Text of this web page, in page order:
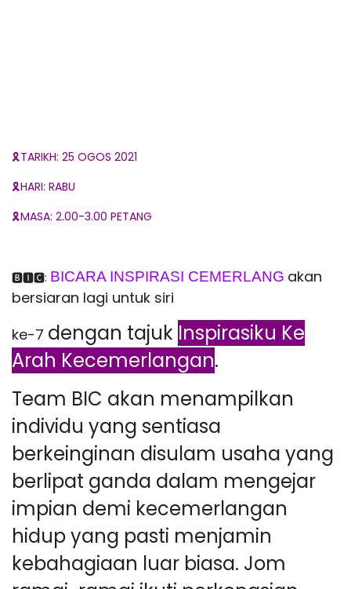
🎗TARIKH: 25 OGOS 2021
🎗HARI: RABU
🎗MASA: 2.00-3.00 PETANG
🅱️🅸🅲: BICARA INSPIRASI CEMERLANG akan
bersiaran lagi untuk siri
ke-7 dengan tajuk Inspirasiku Ke
Arah Kecemerlangan.
Team BIC akan menampilkan
individu yang sentiasa
berkeinginan disulam usaha yang
berlipat ganda dalam mengejar
impian demi kecemerlangan
hidup yang pasti menjamin
kebahagiaan luar biasa. Jom